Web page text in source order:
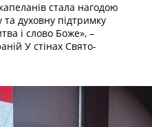
стала нагодою
та духовну підтримку
і слово Боже», –
У стінах Свято-